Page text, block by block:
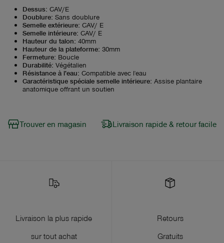
Dessus: CAV/E
Doublure: Sans doublure
Semelle extérieure: CAV/ E
Semelle intérieure: CAV/ E
Hauteur du talon: 40mm
Hauteur de la plateforme: 30mm
Fermeture: Boucle
Durabilité: Végétalien
Résistance à l'eau: Compatible avec l'eau
Caractéristique spéciale semelle intérieure: Assise plantaire
anatomique offrant un soutien
Trouver en magasin Livraison rapide & retour facile
Livraison la plus rapide
sur tout achat
Retours
Gratuits